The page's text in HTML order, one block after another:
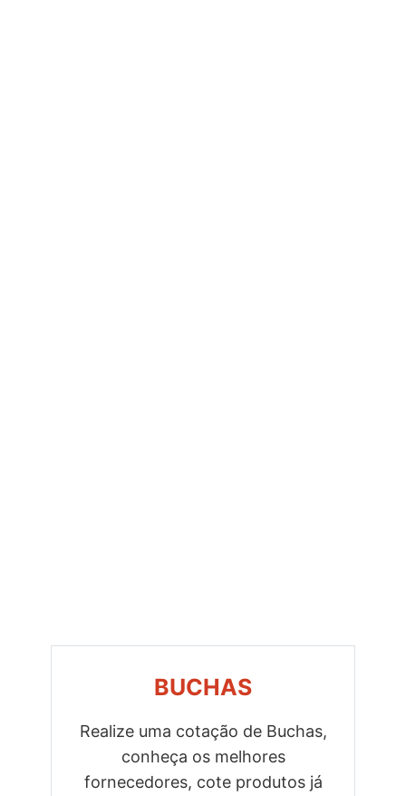
BUCHAS
Realize uma cotação de Buchas,
conheça os melhores
fornecedores, cote produtos já